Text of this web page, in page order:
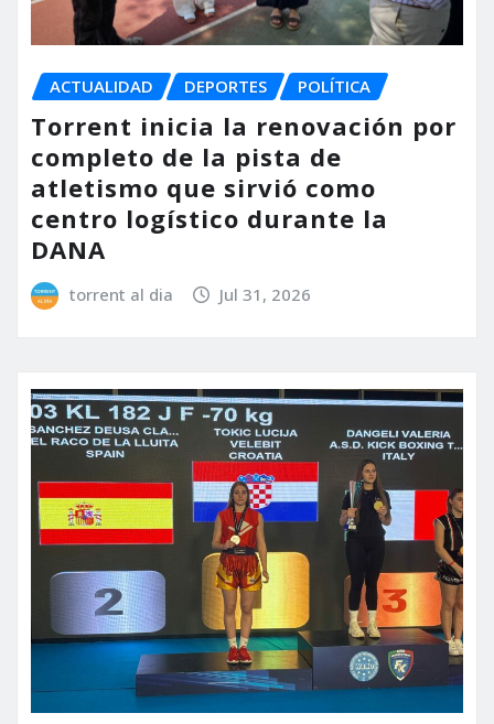
ACTUALIDAD DEPORTES POLÍTICA
Torrent inicia la renovación por
completo de la pista de
atletismo que sirvió como
centro logístico durante la
DANA
torrent al dia Jul 31, 2026